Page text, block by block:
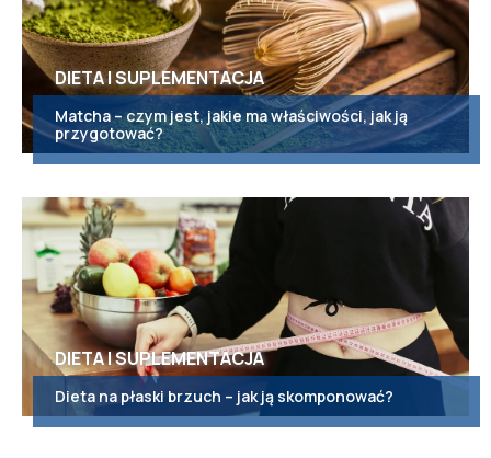
DIETA I SUPLEMENTACJA
Matcha – czym jest, jakie ma właściwości, jak ją
przygotować?
DIETA I SUPLEMENTACJA
Dieta na płaski brzuch – jak ją skomponować?